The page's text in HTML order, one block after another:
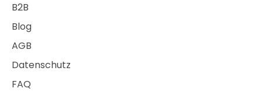
B2B
Blog
AGB
Datenschutz
FAQ